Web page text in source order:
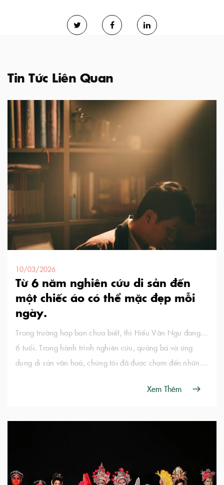
Tin Tức Liên Quan
10/03/2026
Từ 6 năm nghiên cứu di sản đến
một chiếc áo có thể mặc đẹp mỗi
ngày.
Trong trường hợp bạn chưa biết, thì Hiếu Văn Ngư đang…
6 tuổi. Trong hành trình nghiên cứu, quảng bá và ứng
dụng di sản văn hoá, chúng tôi đã được chạm đến những
hoá Việt Nam mà còn mở rộng sự học …Xem Thêm